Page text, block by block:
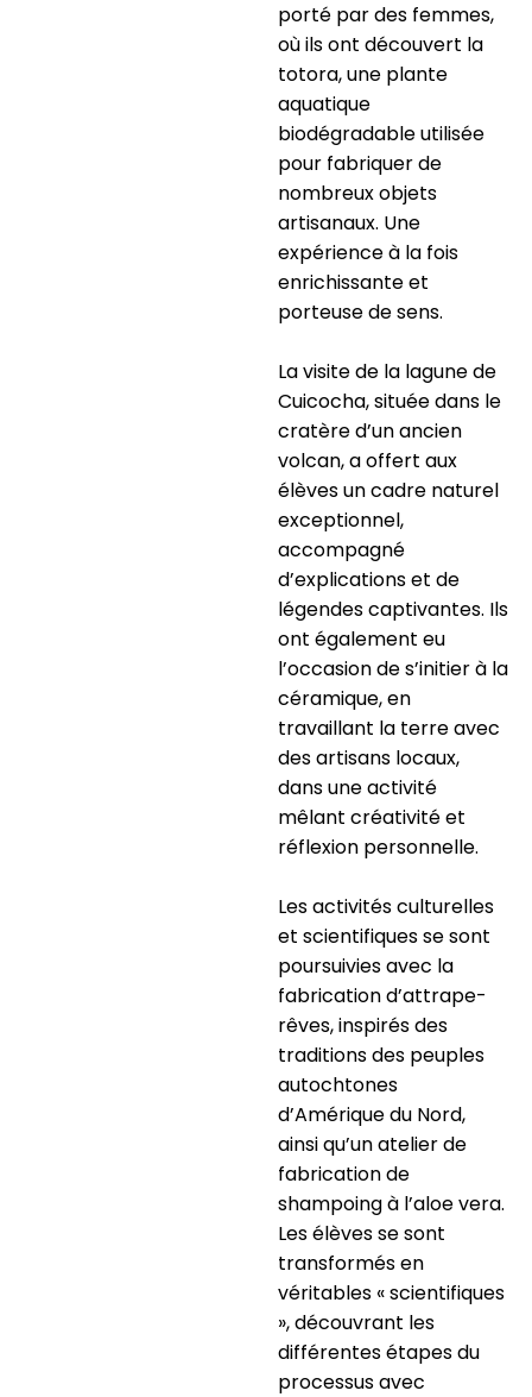
porté par des femmes,
où ils ont découvert la
totora, une plante
aquatique
biodégradable utilisée
pour fabriquer de
nombreux objets
artisanaux. Une
expérience à la fois
enrichissante et
porteuse de sens.
La visite de la lagune de
Cuicocha, située dans le
cratère d’un ancien
volcan, a offert aux
élèves un cadre naturel
exceptionnel,
accompagné
d’explications et de
légendes captivantes. Ils
ont également eu
l’occasion de s’initier à la
céramique, en
travaillant la terre avec
des artisans locaux,
dans une activité
mêlant créativité et
réflexion personnelle.
Les activités culturelles
et scientifiques se sont
poursuivies avec la
fabrication d’attrape-
rêves, inspirés des
traditions des peuples
autochtones
d’Amérique du Nord,
ainsi qu’un atelier de
fabrication de
shampoing à l’aloe vera.
Les élèves se sont
transformés en
véritables « scientifiques
», découvrant les
différentes étapes du
processus avec